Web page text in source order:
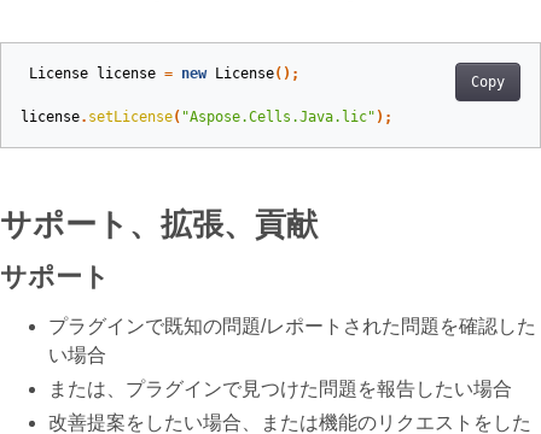
Copy
License license = new License();
license. setLicense( "Aspose.Cells.Java.lic" );
サポート、拡張、貢献
サポート
プラグインで既知の問題/レポートされた問題を確認した
い場合
または、プラグインで見つけた問題を報告したい場合
改善提案をしたい場合、または機能のリクエストをした